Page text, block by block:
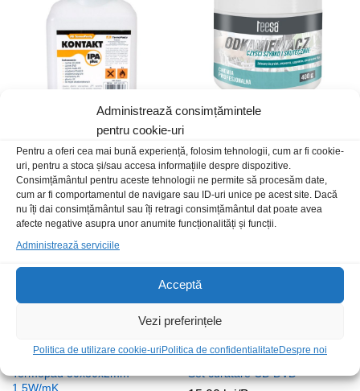
Administrează consimțămintele
pentru cookie-uri
Pentru a oferi cea mai bună experiență, folosim tehnologii, cum ar fi cookie-
uri, pentru a stoca și/sau accesa informațiile despre dispozitive.
Consimțământul pentru aceste tehnologii ne permite să procesăm date,
cum ar fi comportamentul de navigare sau ID-uri unice pe acest site. Dacă
nu îți dai consimțământul sau îți retragi consimțământul dat poate avea
afecte negative asupra unor anumite funcționalități și funcții.
Administrează serviciile
Acceptă
Vezi preferințele
Politica de utilizare cookie-uriPolitica de confidentialitateDespre noi
Izopropanol 500ml IPA plus
19,00lei /Buc 13,00lei/Buc
Stoc epuizat
Termopad 30x30x2mm
1.5W/mK
Set curatare CD DVD